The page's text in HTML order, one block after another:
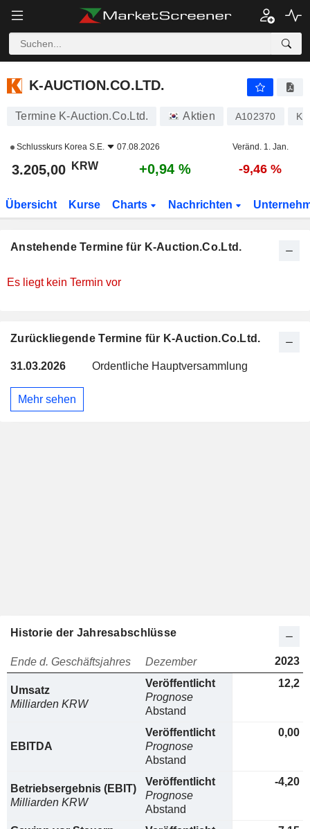
K-AUCTION.CO.LTD.
K-AUCTION.CO.LTD.
Termine K-Auction.Co.Ltd. Aktien A102370
Schlusskurs Korea S.E. 07.08.2026 Veränd. 1. Jan.
3.205,00 KRW +0,94 % -9,46 %
Übersicht Kurse Charts Nachrichten
Anstehende Termine für K-Auction.Co.Ltd.
Es liegt kein Termin vor
Zurückliegende Termine für K-Auction.Co.Ltd.
31.03.2026 Ordentliche Hauptversammlung
Mehr sehen
Historie der Jahresabschlüsse
Ende d. Geschäftsjahres Dezember 2023
Umsatz
Milliarden KRW
Veröffentlicht
Prognose
Abstand
12,2
EBITDA
Veröffentlicht
Prognose
Abstand
0,00
Betriebsergebnis (EBIT)
Milliarden KRW
Veröffentlicht
Prognose
Abstand
-4,20